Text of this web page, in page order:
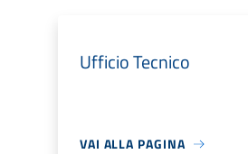
Ufficio Tecnico
VAI ALLA PAGINA